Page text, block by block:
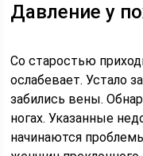
Давление у
Со старостью
ослабевает. Устало
забились вены.
ногах. Указанные
начинаются